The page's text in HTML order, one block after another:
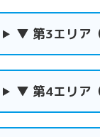
▼ 第3エリア
▼ 第4エリア